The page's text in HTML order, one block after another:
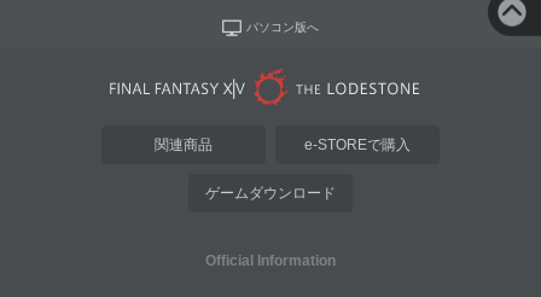
パソコン版へ
関連商品 e-STOREで購入
ゲームダウンロード
Official Information